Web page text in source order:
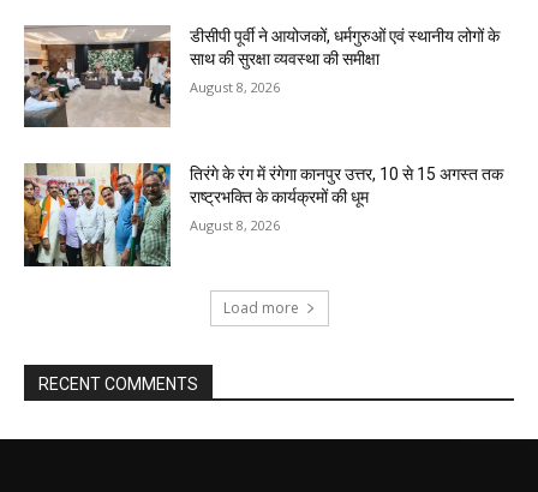
डीसीपी पूर्वी ने आयोजकों, धर्मगुरुओं एवं स्थानीय लोगों के
साथ की सुरक्षा व्यवस्था की समीक्षा
August 8, 2026
तिरंगे के रंग में रंगेगा कानपुर उत्तर, 10 से 15 अगस्त तक
राष्ट्रभक्ति के कार्यक्रमों की धूम
August 8, 2026
Load more
RECENT COMMENTS